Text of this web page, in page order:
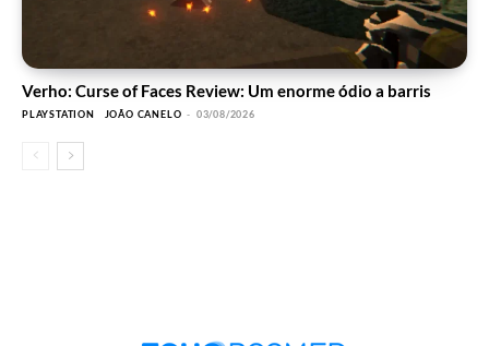
Verho: Curse of Faces Review: Um enorme ódio a barris
PLAYSTATION JOÃO CANELO - 03/08/2026